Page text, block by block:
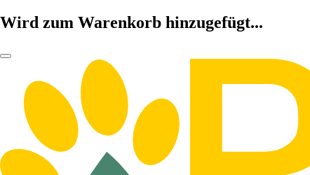
Wird zum Warenkorb hinzugefügt...